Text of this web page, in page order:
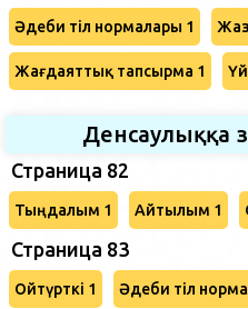
Әдеби тіл нормалары 1
Жағдаяттық тапсырма 1
Денсаулыққа
Страница 82
Тыңдалым 1 Айтылым 1
Страница 83
Ойтүрткі 1 Әдеби тіл